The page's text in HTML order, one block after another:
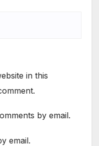
in this
by email.
email.